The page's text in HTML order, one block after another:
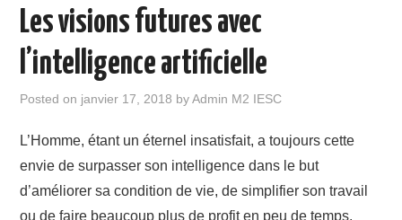
Les visions futures avec
l’intelligence artificielle
Posted on janvier 17, 2018 byAdmin M2 IESC
L’Homme, étant un éternel insatisfait, a toujours cette
envie de surpasser son intelligence dans le but
d’améliorer sa condition de vie, de simplifier son travail
ou de faire beaucoup plus de profit en peu de temps.